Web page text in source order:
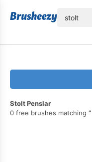
Stolt Penslar
0 free brushes matching